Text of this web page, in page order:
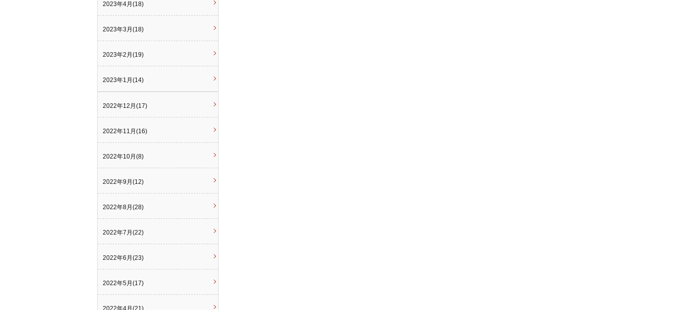
2023年4月(18)
2023年3月(18)
2023年2月(19)
2023年1月(14)
2022年12月(17)
2022年11月(16)
2022年10月(8)
2022年9月(12)
2022年8月(28)
2022年7月(22)
2022年6月(23)
2022年5月(17)
2022年4月(21)